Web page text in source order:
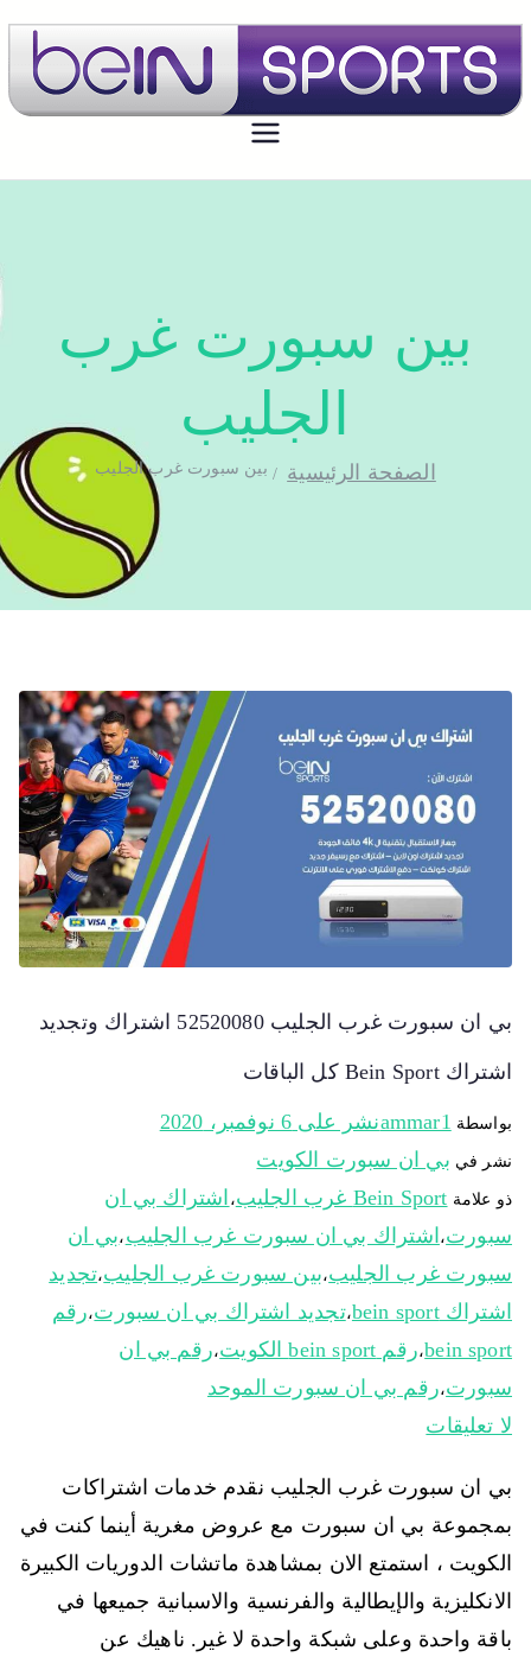
بي ان سبورت الكويت
تجديد اشتراك بي ان سبورت اون لاين
بين سبورت غرب
الجليب
الصفحة الرئيسية بين سبورت غرب الجليب
بي ان سبورت غرب الجليب 52520080 اشتراك وتجديد
اشتراك Bein Sport كل الباقات
بواسطة ammar1نشر على 6 نوفمبر، 2020
نشر في بي ان سبورت الكويت
ذو علامة Bein Sport غرب الجليب ، اشتراك بي ان
سبورت، اشتراك بي ان سبورت غرب الجليب ،بي ان
سبورت غرب الجليب،بين سبورت غرب الجليب،تجديد
اشتراك bein sport
،تجديد اشتراك بي ان سبورت،رقم
bein sport،رقم bein sport الكويت ،رقم بي ان
سبورت،رقم بي ان سبورت الموحد
لا تعليقات
بي ان سبورت غرب الجليب نقدم خدمات اشتراكات
بمجموعة بي ان سبورت مع عروض مغرية أينما كنت في
الكويت ، استمتع الان بمشاهدة ماتشات الدوريات الكبيرة
الانكليزية والإيطالية والفرنسية والاسبانية جميعها في
باقة واحدة وعلى شبكة واحدة لا غير. ناهيك عن